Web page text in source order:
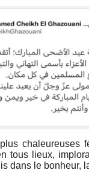
chaleureuses
tous lieux,
dans le bonheur,